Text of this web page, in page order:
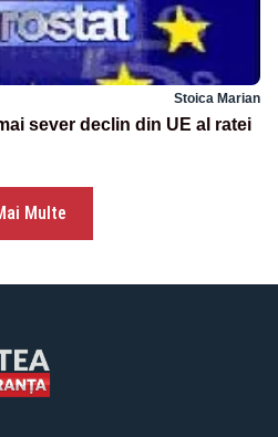
Stoica Marian
sever declin din UE al ratei
Multe